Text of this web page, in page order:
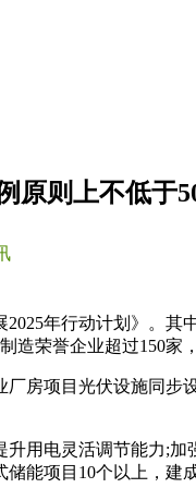
原则上不低于
年行动计划》。
造荣誉企业超过150
房项目光伏设施同
用电灵活调节能力;
能项目10个以上，建